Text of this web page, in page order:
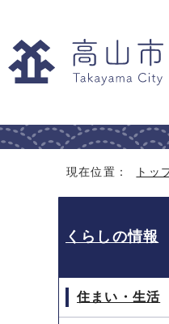
現在位置： トッ
くらしの情報
住まい・生活